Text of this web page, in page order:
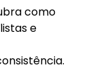
como
e